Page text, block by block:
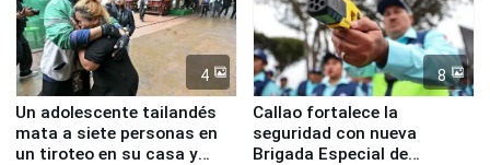
4
Un adolescente tailandés
mata a siete personas en
un tiroteo en su casa y
8
Callao fortalece la
seguridad con nueva
Brigada Especial de